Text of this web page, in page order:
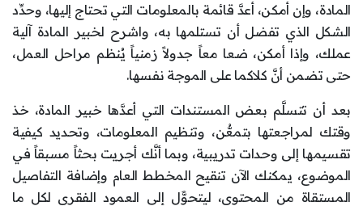
المادة، وإن أمكن، أعدَّ قائمة بالمعلومات التي تحتاج إليها، وحدِّد
الشكل الذي تفضل أن تستلمها به، واشرح لخبير المادة آلية
عملك، وإذا أمكن، ضعا معاً جدولاً زمنياً يُنظم مراحل العمل،
حتى تضمن أنَّ كلاكما على الموجة نفسها.
بعد أن تتسلَّم بعض المستندات التي أعدَّها خبير المادة، خذ
وقتك لمراجعتها بتمعُّن، وتنظيم المعلومات، وتحديد كيفية
تقسيمها إلى وحدات تدريبية، وبما أنَّك أجريت بحثاً مسبقاً في
الموضوع، يمكنك الآن تنقيح المخطط العام وإضافة التفاصيل
المستقاة من المحتوى، ليتحوََّل إلى العمود الفقري لكل ما